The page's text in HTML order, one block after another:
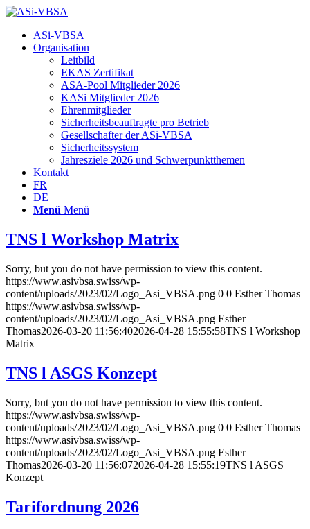
Hauptnavigation
ASi-VBSA
Organisation
Leitbild
EKAS Zertifikat
ASA-Pool Mitglieder 2026
KASi Mitglieder 2026
Ehrenmitglieder
Sicherheitsbeauftragte pro Betrieb
Gesellschafter der ASi-VBSA
Sicherheitssystem
Jahresziele 2026 und Schwerpunktthemen
Kontakt
FR
DE
Menü Menü
TNS l Workshop Matrix
Sorry, but you do not have permission to view this content.
https://www.asivbsa.swiss/wp-
content/uploads/2023/02/Logo_Asi_VBSA.png 0 0 Esther Thomas
https://www.asivbsa.swiss/wp-
content/uploads/2023/02/Logo_Asi_VBSA.png Esther
Thomas2026-03-20 11:56:402026-04-28 15:55:58TNS l Workshop
Matrix
TNS l ASGS Konzept
Sorry, but you do not have permission to view this content.
https://www.asivbsa.swiss/wp-
content/uploads/2023/02/Logo_Asi_VBSA.png 0 0 Esther Thomas
https://www.asivbsa.swiss/wp-
content/uploads/2023/02/Logo_Asi_VBSA.png Esther
Thomas2026-03-20 11:56:072026-04-28 15:55:19TNS l ASGS
Konzept
Tarifordnung 2026